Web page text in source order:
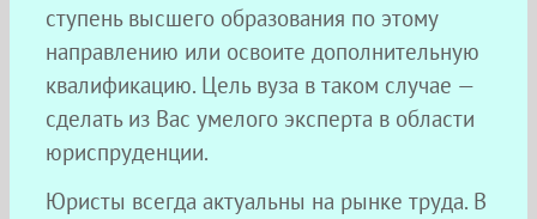
ступень высшего образования по этому
направлению или освоите дополнительную
квалификацию. Цель вуза в таком случае —
сделать из Вас умелого эксперта в области
юриспруденции.
Юристы всегда актуальны на рынке труда. В